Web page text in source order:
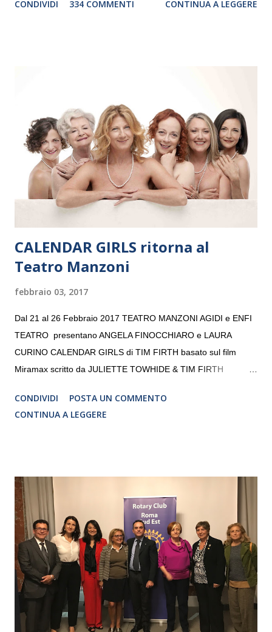
debutterà il 10 settembre a Heiden, in Germania, e toccherà, in
“Settembre dell’Accademia” dove si esibirà per il secondo anno
consecutivo. Il pubblico milanese avrà il piacere di applaudire i
giovani artisti della Baltic Sea Youth Philharmonic per la quarta
volta. L’orchestra, fondata nel 2008 da Kristjan Järvi (affiancato
da un prestigioso consiglio di consulent...
CONDIVIDI 334 COMMENTI CONTINUA A LEGGERE
CALENDAR GIRLS ritorna al
Teatro Manzoni
febbraio 03, 2017
Dal 21 al 26 Febbraio 2017 TEATRO MANZONI AGIDI e ENFI
TEATRO presentano ANGELA FINOCCHIARO e LAURA
CURINO CALENDAR GIRLS di TIM FIRTH basato sul film
Miramax scritto da JULIETTE TOWHIDE & TIM FIRTH
CRISTINA PEZZOLI
CONDIVIDI
POSTA UN COMMENTO
CONTINUA A LEGGERE